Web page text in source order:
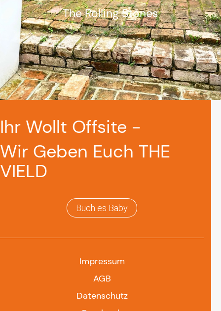
The Rolling Stones
Ihr Wollt Offsite -
Wir Geben Euch THE
VIELD
Buch es Baby
Impressum
AGB
Datenschutz